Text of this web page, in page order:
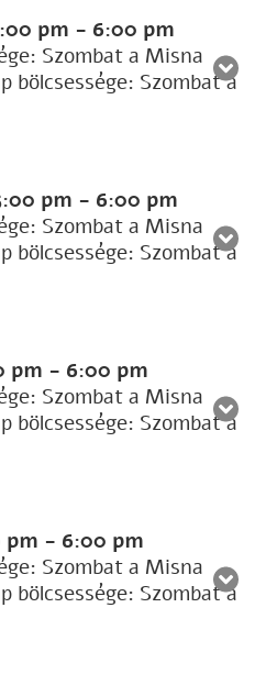
pm - 6:00 pm
Szombat a Misna
bölcsessége: Szombat a
pm - 6:00 pm
Szombat a Misna
bölcsessége: Szombat a
pm - 6:00 pm
Szombat a Misna
bölcsessége: Szombat a
pm - 6:00 pm
Szombat a Misna
bölcsessége: Szombat a